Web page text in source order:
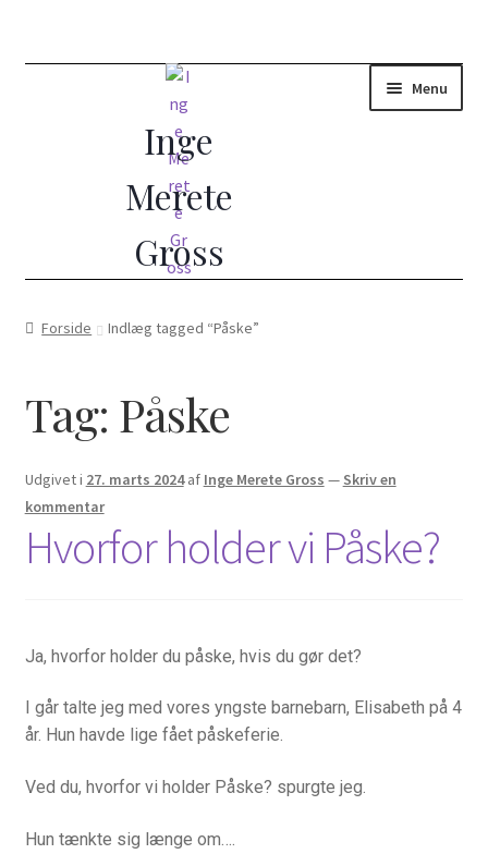
Menu
10 dages vejledt retræte
Åndelig vejleder?
Bøger
Hvordan har du det?
Åndelig vejledning
Forside Indlæg tagged “Påske”
Tag: Påske
Udgivet i 27. marts 2024 af Inge Merete Gross — Skriv en
kommentar
Hvorfor holder vi Påske?
Ja, hvorfor holder du påske, hvis du gør det?
I går talte jeg med vores yngste barnebarn, Elisabeth på 4
år. Hun havde lige fået påskeferie.
Ved du, hvorfor vi holder Påske? spurgte jeg.
Hun tænkte sig længe om….